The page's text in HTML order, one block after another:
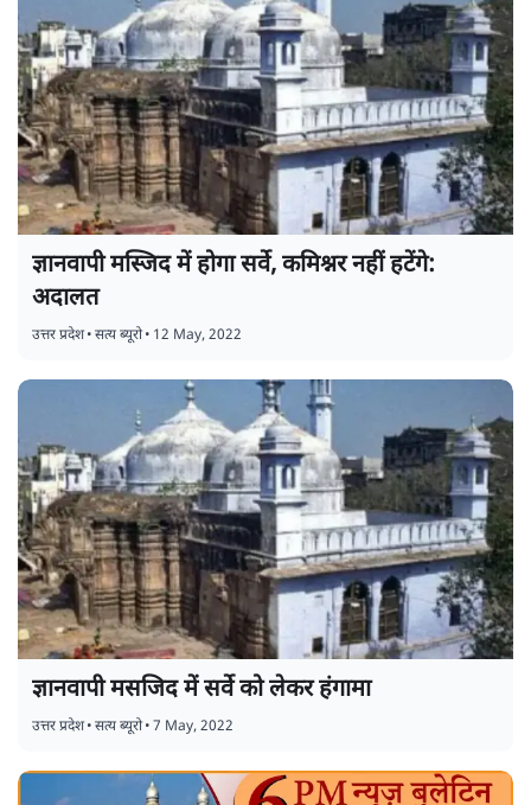
ज्ञानवापी मस्जिद में होगा सर्वे, कमिश्नर नहीं हटेंगे:
अदालत
उत्तर प्रदेश•सत्य ब्यूरो• 12 May, 2022
ज्ञानवापी मसजिद में सर्वे को लेकर हंगामा
उत्तर प्रदेश•सत्य ब्यूरो•7 May, 2022